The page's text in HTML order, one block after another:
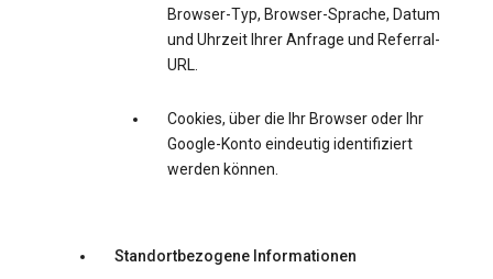
Browser-Typ, Browser-Sprache, Datum
und Uhrzeit Ihrer Anfrage und Referral-
URL.
Cookies, über die Ihr Browser oder Ihr
Google-Konto eindeutig identifiziert
werden können.
Standortbezogene Informationen